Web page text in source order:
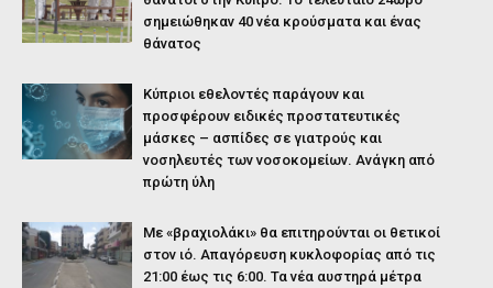
σημειώθηκαν 40 νέα κρούσματα και ένας
θάνατος
Κύπριοι εθελοντές παράγουν και
προσφέρουν ειδικές προστατευτικές
μάσκες – ασπίδες σε γιατρούς και
νοσηλευτές των νοσοκομείων. Ανάγκη από
πρώτη ύλη
Με «βραχιολάκι» θα επιτηρούνται οι θετικοί
στον ιό. Απαγόρευση κυκλοφορίας από τις
21:00 έως τις 6:00. Τα νέα αυστηρά μέτρα